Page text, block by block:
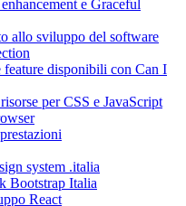
e Graceful
allo sviluppo del software
feature disponibili con Can I
per CSS e JavaScript
system .italia
Bootstrap Italia
React